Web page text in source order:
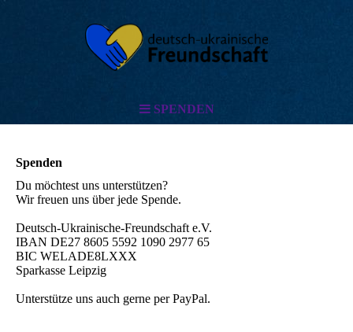
SPENDEN
Spenden
Du möchtest uns unterstützen?
Wir freuen uns über jede Spende.
Deutsch-Ukrainische-Freundschaft e.V.
IBAN DE27 8605 5592 1090 2977 65
BIC WELADE8LXXX
Sparkasse Leipzig
Unterstütze uns auch gerne per PayPal.